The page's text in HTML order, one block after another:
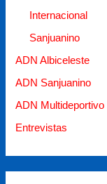
Internacional
Sanjuanino
ADN Albiceleste
ADN Sanjuanino
ADN Multideportivo
Entrevistas